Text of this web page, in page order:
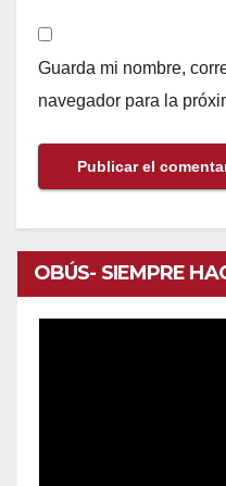
Guarda mi nombre,
navegador para la
OBÚS- SIEMPRE